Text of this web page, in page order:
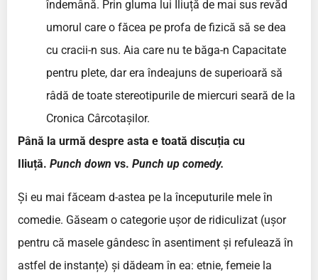
îndemână. Prin gluma lui Iliuță de mai sus revăd
umorul care o făcea pe profa de fizică să se dea
cu cracii-n sus. Aia care nu te băga-n Capacitate
pentru plete, dar era îndeajuns de superioară să
râdă de toate stereotipurile de miercuri seară de la
Cronica Cârcotașilor.
Până la urmă despre asta e toată discuția cu
Iliuță. Punch down vs. Punch up comedy.
Și eu mai făceam d-astea pe la începuturile mele în
comedie. Găseam o categorie ușor de ridiculizat (ușor
pentru că masele gândesc în asentiment și refulează în
astfel de instanțe) și dădeam în ea: etnie, femeie la